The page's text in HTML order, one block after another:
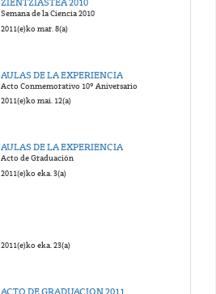
ZIENTZIASTEA 2010
Semana de la Ciencia 2010
2011(e)ko mar. 8(a)
AULAS DE LA EXPERIENCIA
Acto Conmemorativo 10º Aniversario
2011(e)ko mai. 12(a)
AULAS DE LA EXPERIENCIA
Acto de Graduación
2011(e)ko eka. 3(a)
2011(e)ko eka. 23(a)
ACTO DE GRADUACION 2011